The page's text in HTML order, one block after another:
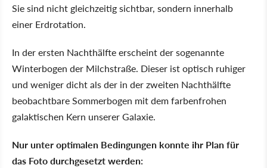
Sie sind nicht gleichzeitig sichtbar, sondern innerhalb
einer Erdrotation.
In der ersten Nachthälfte erscheint der sogenannte
Winterbogen der Milchstraße. Dieser ist optisch ruhiger
und weniger dicht als der in der zweiten Nachthälfte
beobachtbare Sommerbogen mit dem farbenfrohen
galaktischen Kern unserer Galaxie.
Nur unter optimalen Bedingungen konnte ihr Plan für
das Foto durchgesetzt werden: